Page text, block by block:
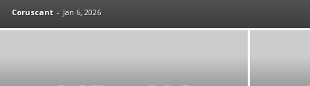
Coruscant - Jan 6, 2026